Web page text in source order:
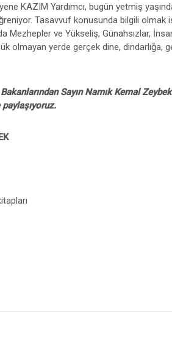
KAZIM Yardımcı, bugün yetmiş
Tasavvuf konusunda bilgili olmak
Mezhepler ve Yükseliş, Günahsızlar,
olmayan yerde gerçek dine,
Sayın Namık Kemal
paylaşıyoruz.